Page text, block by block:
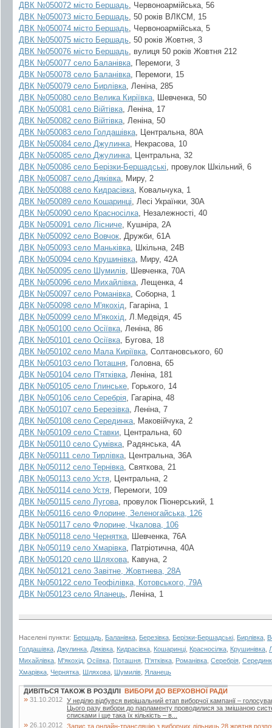
ДВК №050072 місто Бершадь, Червоноармійська, 56
ДВК №050073 місто Бершадь, 50 років ВЛКСМ, 15
ДВК №050074 місто Бершадь, Червоноармійська, 5
ДВК №050075 місто Бершадь, 50 років Жовтня, 3
ДВК №050076 місто Бершадь, вулиця 50 років Жовтня 212
ДВК №050077 село Баланівка, Перемоги, 3
ДВК №050078 село Баланівка, Перемоги, 15
ДВК №050079 село Бирлівка, Леніна, 285
ДВК №050080 село Велика Киріївка, Шевченка, 50
ДВК №050081 село Війтівка, Леніна, 17
ДВК №050082 село Війтівка, Леніна, 50
ДВК №050083 село Голдашівка, Центральна, 80А
ДВК №050084 село Джулинка, Некрасова, 10
ДВК №050085 село Джулинка, Центральна, 32
ДВК №050086 село Берізки-Бершадські, провулок Шкільний, 6
ДВК №050087 село Дяківка, Миру, 2
ДВК №050088 село Кидрасівка, Ковальчука, 1
ДВК №050089 село Кошаринці, Лесі Українки, 30А
ДВК №050090 село Красносілка, Незалежності, 40
ДВК №050091 село Лісниче, Кушніра, 2А
ДВК №050092 село Вовчок, Дружби, 61А
ДВК №050093 село Маньківка, Шкільна, 24В
ДВК №050094 село Крушинівка, Миру, 42А
ДВК №050095 село Шумилів, Шевченка, 70А
ДВК №050096 село Михайлівка, Лещенка, 4
ДВК №050097 село Романівка, Соборна, 1
ДВК №050098 село М'якохід, Гагаріна, 1
ДВК №050099 село М'якохід, Л.Медвідя, 45
ДВК №050100 село Осіївка, Леніна, 86
ДВК №050101 село Осіївка, Бугова, 18
ДВК №050102 село Мала Киріївка, Солтановського, 60
ДВК №050103 село Поташня, Головна, 65
ДВК №050104 село П'ятківка, Леніна, 181
ДВК №050105 село Глинське, Горького, 14
ДВК №050106 село Серебрія, Гагаріна, 48
ДВК №050107 село Березівка, Леніна, 7
ДВК №050108 село Серединка, Маковійчука, 2
ДВК №050109 село Ставки, Центральна, 60
ДВК №050110 село Сумівка, Радянська, 4А
ДВК №050111 село Тирлівка, Центральна, 36А
ДВК №050112 село Тернівка, Святкова, 21
ДВК №050113 село Устя, Центральна, 2
ДВК №050114 село Устя, Перемоги, 109
ДВК №050115 село Лугова, провулок Піонерський, 1
ДВК №050116 село Флорине, Зеленогайська, 126
ДВК №050117 село Флорине, Чкалова, 106
ДВК №050118 село Чернятка, Шевченка, 76А
ДВК №050119 село Хмарівка, Патріотична, 40А
ДВК №050120 село Шляхова, Кавуна, 2
ДВК №050121 село Завітне, Жовтнева, 28А
ДВК №050122 село Теофілівка, Котовського, 79А
ДВК №050123 село Яланець, Леніна, 1
Населені пункти: Бершадь Баланівка Березівка Берізки-Бершадські Бирлівка
Голдашівка Джулинка Дяківка Кидрасівка Кошаринці Красносілка Крушинівка
Михайлівка М'якохід Осіївка Поташня П'ятківка Романівка Серебрія
Хмарівка Чернятка Шляхова Шумилів Яланець
ДИВІТЬСЯ ТАКОЖ В РОЗДІЛІ ВИБОРИ ДО ВЕРХОВНОЇ РАДИ
» 31.10.2012 У неділю відбувся вирішальний етап виборчої кампанії –
Цього разу вибори до парламенту проводилися за змішаною
списками і ще така їх кількість – в...
» 26.10.2012 Запис та онлайн-трансляцію з виборчих дільниць 28 жовтня